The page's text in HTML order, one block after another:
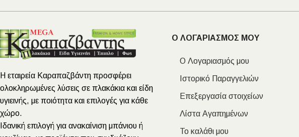
Η εταιρεία Καραπαζβάντη προσφέρει
ολοκληρωμένες λύσεις σε πλακάκια και είδη
υγιεινής, με ποιότητα και επιλογές για κάθε
χώρο.
Ιδανική επιλογή για ανακαίνιση μπάνιου ή
Ο ΛΟΓΑΡΙΑΣΜΟΣ ΜΟΥ
Ο Λογαριασμός μου
Ιστορικό Παραγγελιών
Επεξεργασία στοιχείων
Λίστα Αγαπημένων
Το καλάθι μου